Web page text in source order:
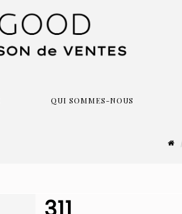
QUI SOMMES-NOUS